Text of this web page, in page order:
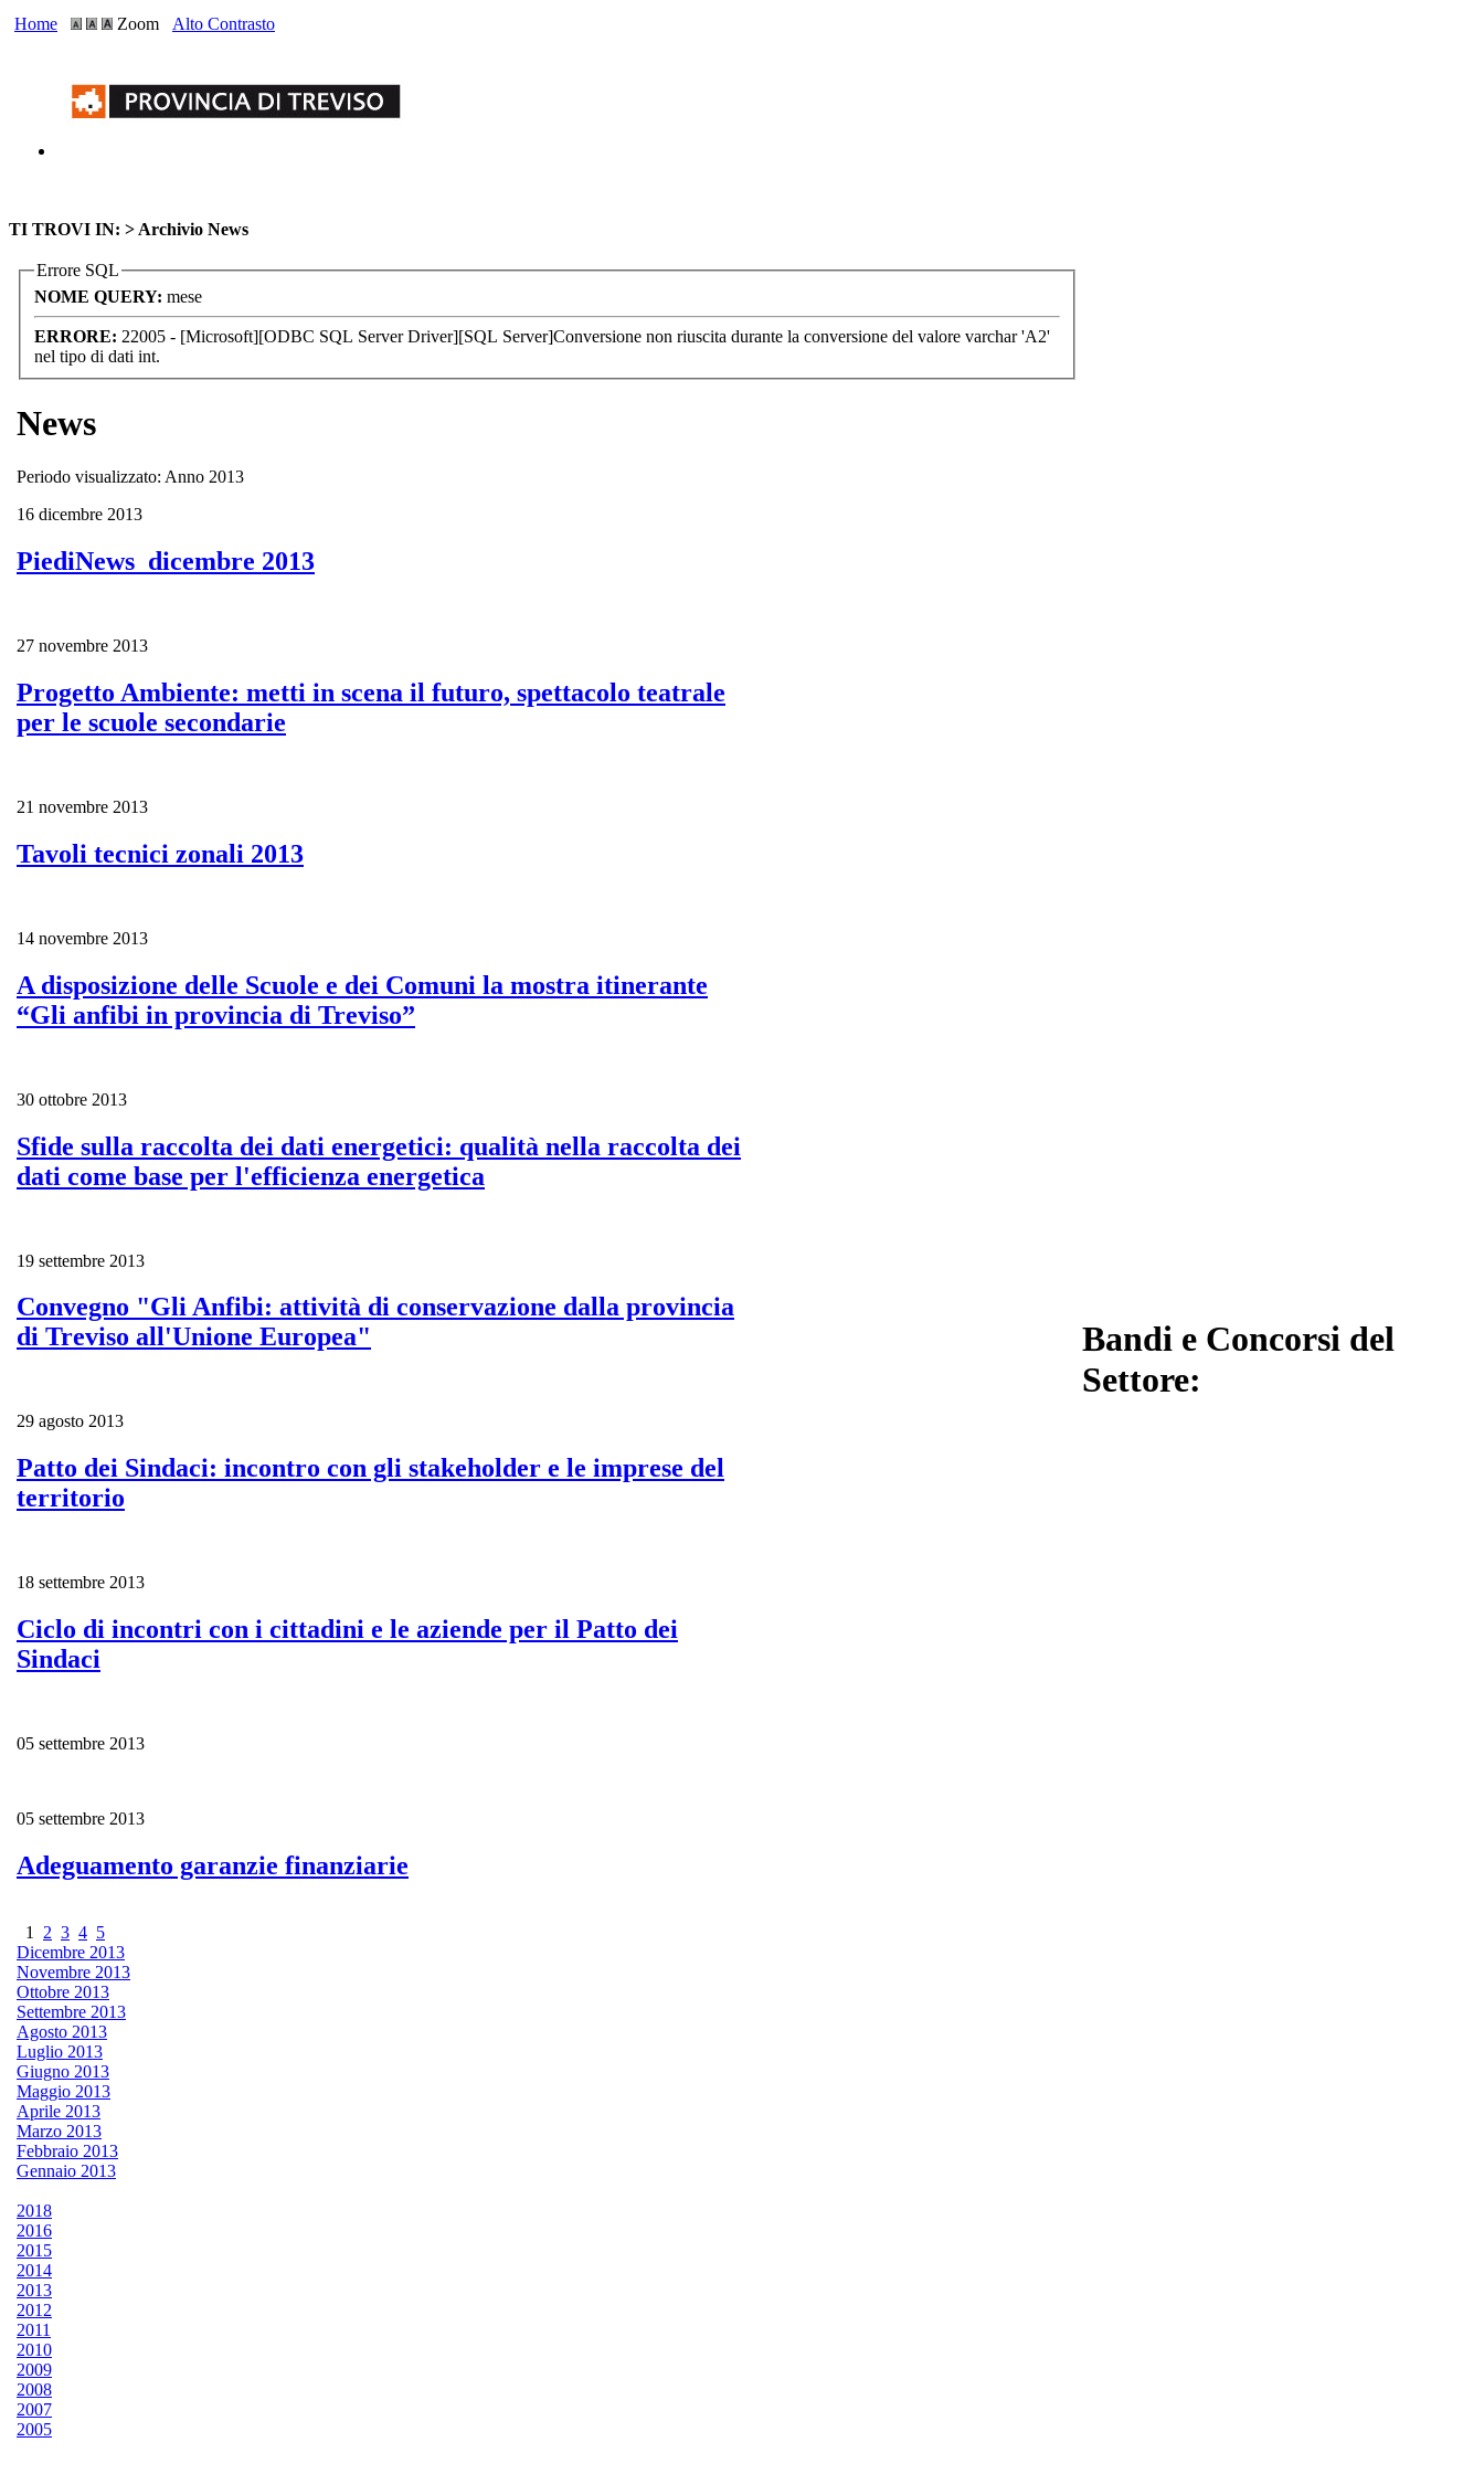
Home Zoom Alto Contrasto
TI TROVI IN: > Archivio News
Errore SQL
NOME QUERY: mese
ERRORE: 22005 - [Microsoft][ODBC SQL Server Driver][SQL Server]Conversione non riuscita durante la conversione del valore varchar 'A2'
nel tipo di dati int.
News
Periodo visualizzato: Anno 2013
16 dicembre 2013
PiediNews_dicembre 2013
27 novembre 2013
Progetto Ambiente: metti in scena il futuro, spettacolo teatrale
per le scuole secondarie
21 novembre 2013
Tavoli tecnici zonali 2013
14 novembre 2013
A disposizione delle Scuole e dei Comuni la mostra itinerante
“Gli anfibi in provincia di Treviso”
30 ottobre 2013
Sfide sulla raccolta dei dati energetici: qualità nella raccolta dei
dati come base per l'efficienza energetica
19 settembre 2013
Convegno "Gli Anfibi: attività di conservazione dalla provincia
di Treviso all'Unione Europea"
29 agosto 2013
Patto dei Sindaci: incontro con gli stakeholder e le imprese del
territorio
18 settembre 2013
Ciclo di incontri con i cittadini e le aziende per il Patto dei
Sindaci
05 settembre 2013
05 settembre 2013
Adeguamento garanzie finanziarie
1 2 3 4 5
Dicembre 2013
Novembre 2013
Ottobre 2013
Settembre 2013
Agosto 2013
Luglio 2013
Giugno 2013
Maggio 2013
Aprile 2013
Marzo 2013
Febbraio 2013
Gennaio 2013
2018
2016
2015
2014
2013
2012
2011
2010
2009
2008
2007
2005
Bandi e Concorsi del
Settore: